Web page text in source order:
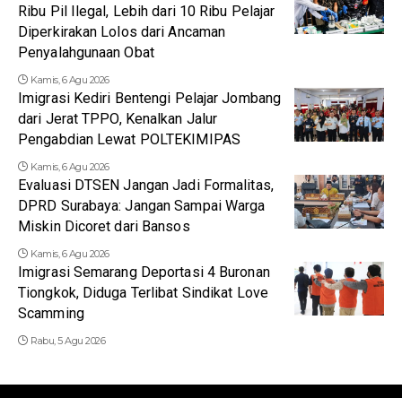
Ribu Pil Ilegal, Lebih dari 10 Ribu Pelajar
Diperkirakan Lolos dari Ancaman
Penyalahgunaan Obat
Kamis, 6 Agu 2026
Imigrasi Kediri Bentengi Pelajar Jombang
dari Jerat TPPO, Kenalkan Jalur
Pengabdian Lewat POLTEKIMIPAS
Kamis, 6 Agu 2026
Evaluasi DTSEN Jangan Jadi Formalitas,
DPRD Surabaya: Jangan Sampai Warga
Miskin Dicoret dari Bansos
Kamis, 6 Agu 2026
Imigrasi Semarang Deportasi 4 Buronan
Tiongkok, Diduga Terlibat Sindikat Love
Scamming
Rabu, 5 Agu 2026